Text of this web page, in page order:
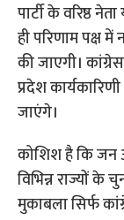
पार्टी के वरिष्ठ
ही परिणाम पक्ष
की जाएगी।
प्रदेश
जाएंगे।
कोशिश है कि जन
विभिन्न राज्यों के
मुकाबला सिर्फ